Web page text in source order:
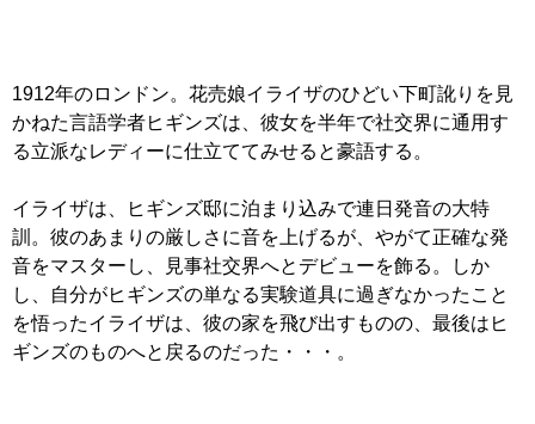
1912年のロンドン。花売娘イライザのひどい下町訛りを見
かねた言語学者ヒギンズは、彼女を半年で社交界に通用す
る立派なレディーに仕立ててみせると豪語する。
イライザは、ヒギンズ邸に泊まり込みで連日発音の大特
訓。彼のあまりの厳しさに音を上げるが、やがて正確な発
音をマスターし、見事社交界へとデビューを飾る。しか
し、自分がヒギンズの単なる実験道具に過ぎなかったこと
を悟ったイライザは、彼の家を飛び出すものの、最後はヒ
ギンズのものへと戻るのだった・・・。